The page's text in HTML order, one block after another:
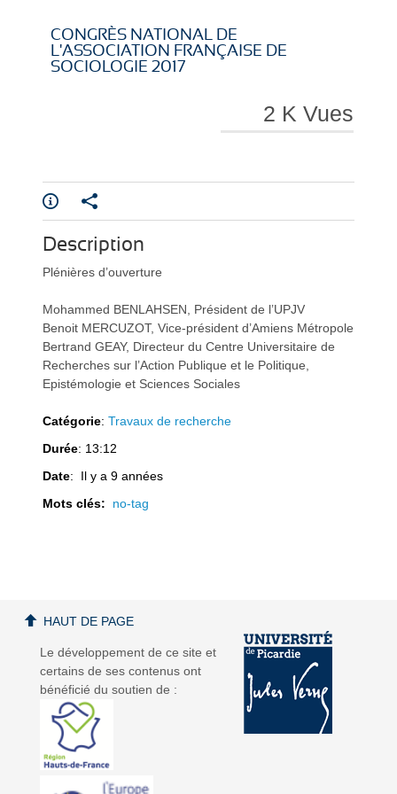
i
r
l
v
i
r
l
v
CONGRÈS NATIONAL DE
L'ASSOCIATION FRANÇAISE DE
SOCIOLOGIE 2017
2 K Vues
Description
Plénières d’ouverture
Mohammed BENLAHSEN, Président de l’UPJV
Benoit MERCUZOT, Vice-président d’Amiens Métropole
Bertrand GEAY, Directeur du Centre Universitaire de
Recherches sur l’Action Publique et le Politique,
Epistémologie et Sciences Sociales
Catégorie:Travaux de recherche
Durée: 13:12
Date: Il y a 9 années
Mots clés: no-tag
Le développement de ce site et
certains de ses contenus ont
bénéficié du soutien de :
HAUT DE PAGE